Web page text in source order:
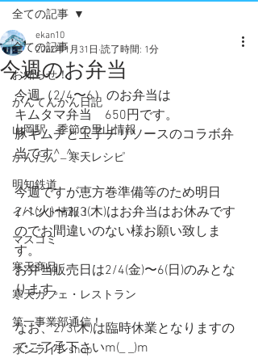
全ての記事
お知らせ！
かんてんかん日記
山岡駅 季節の里山情報
かんたん 寒天レシピ
明知鉄道
イベント情報！
マスコミ
寒天商品
寒天カフェ・レストラン
第一事業部通信！
オンラインshop
全ての記事
今週のお弁当
ekan10
2022年1月31日 読了時間: 1分
今週（2/4〜6）のお弁当は
キムタマ弁当　650円です。
豚キムチと玉子チリソースのコラボ弁
当です^_^
今週ですが恵方巻準備等のため明日
2/1(火)〜2/3(木)はお弁当はお休みです
のでお間違いのない様お願い致しま
す。
お弁当販売日は2/4(金)〜6(日)のみとな
ります。
なお、2/3(木)は臨時休業となりますの
でご了承下さいm(_ _)m